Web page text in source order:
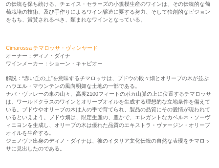
の伝統を保ち続ける。チェイス・セラーズの小規模生産のワインは、その伝統的な葡
萄栽培の技術、及び手作りによるワイン醸造に要する努力、そして独創的なビジョン
をもち、賞賛されるべき、類まれなワインとなっている。
Cimarossa チマロッサ・ヴィンヤード
オーナー：ディノ・ダイナ
ワインメーカー：ショーン・キャピオー
解説：“赤い丘の上”を意味するチマロッサは、ブドウの段々畑とオリーブの木が並ぶ
ハウエル・マウンテンの風向明媚な土地の一部である。
ナパ・ヴァレーの東の山々、高度2100フィートのボカ山脈の上に位置するチマロッサ
は、ワールドクラスのワインとオリーブオイルを生成する理想的な立地条件を備えて
いる。ブドウやオリーブの木は人の手で育てられ、製品の品質にその愛情が現われて
いるといえよう。ブドウ畑は、限定生産の、豊かで、エレガントなカベルネ・ソーヴ
ィニヨンを生成し、オリーブの木は優れた品質のエキストラ・ヴァージン・オリーブ
オイルを生産する。
ジェノヴァ出身のディノ・ダイナは、彼のイタリア文化伝統の自然な表現をチマロッ
サに見出したのである。